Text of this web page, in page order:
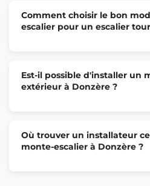
Comment choisir le bon
escalier pour un escalier
Est-il possible d'installer un
extérieur à Donzère ?
Où trouver un installateur
monte-escalier à Donzère ?